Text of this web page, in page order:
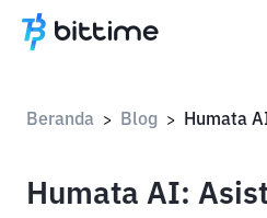
Beranda > Blog >
Humata AI: